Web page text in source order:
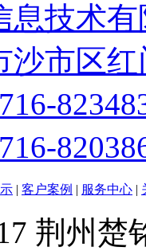
息技术
沙市区
| 客户案例 | 服务中心 |
荆州